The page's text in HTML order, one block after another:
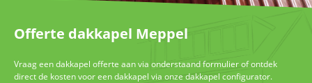
Offerte dakkapel Meppel
Vraag een dakkapel offerte aan via onderstaand formulier of ontdek
direct de kosten voor een dakkapel via onze dakkapel configurator.